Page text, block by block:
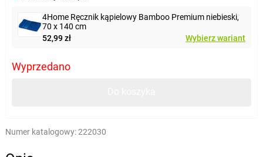
4Home Ręcznik kąpielowy Bamboo Premium niebieski,
70 x 140 cm
52,99 zł
Wybierz wariant
Wyprzedano
Numer katalogowy:222030